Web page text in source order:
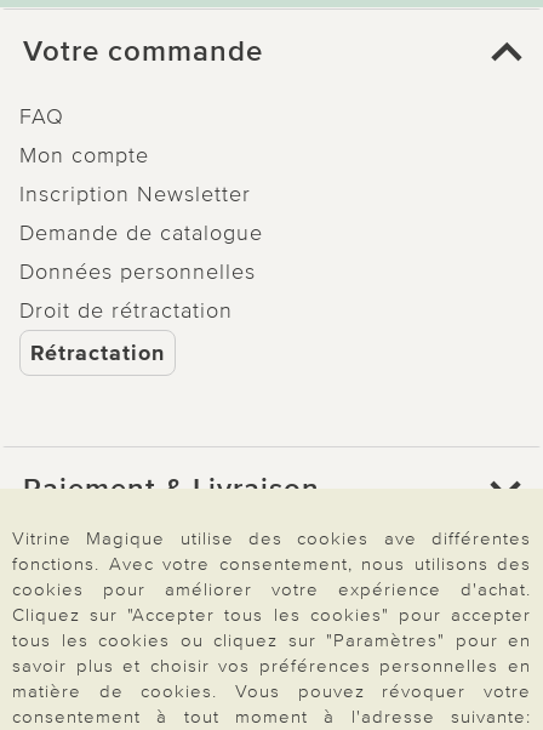
Votre commande
FAQ
Mon compte
Inscription Newsletter
Demande de catalogue
Données personnelles
Droit de rétractation
Rétractation
Paiement & Livraison
À propos de nous
Besoin d'aide?
Vitrine Magique utilise des cookies ave différentes
fonctions. Avec votre consentement, nous utilisons des
cookies pour améliorer votre expérience d'achat.
Cliquez sur "Accepter tous les cookies" pour accepter
tous les cookies ou cliquez sur "Paramètres" pour en
savoir plus et choisir vos préférences personnelles en
matière de cookies. Vous pouvez révoquer votre
consentement à tout moment à l'adresse suivante: